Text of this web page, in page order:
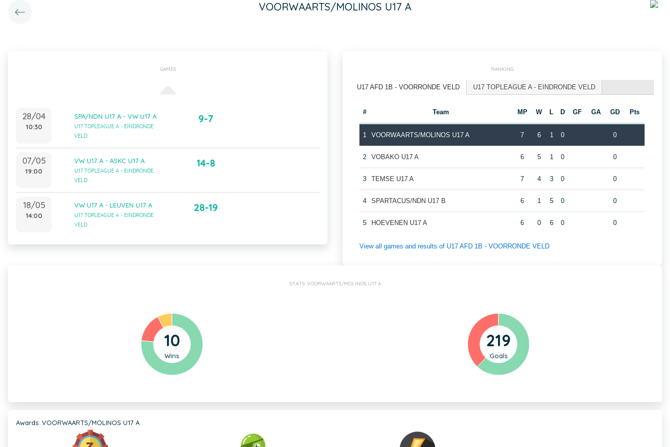
VOORWAARTS/MOLINOS U17 A
GAMES
28/04
10:30
SPA/NDN U17 A - VW U17 A
U17 TOPLEAGUE A - EINDRONDE
VELD
9-7
07/05
19:00
VW U17 A - ASKC U17 A
U17 TOPLEAGUE A - EINDRONDE
VELD
14-8
18/05
14:00
VW U17 A - LEUVEN U17 A
U17 TOPLEAGUE A - EINDRONDE
VELD
28-19
RANKING
U17 AFD 1B - VOORRONDE VELD U17 TOPLEAGUE A - EINDRONDE VELD
# Team MP W L D GF GA GD Pts
1 VOORWAARTS/MOLINOS U17 A 7 6 1 0 0
2 VOBAKO U17 A 6 5 1 0 0
3 TEMSE U17 A 7 4 3 0 0
4 SPARTACUS/NDN U17 B 6 1 5 0 0
5 HOEVENEN U17 A 6 0 6 0 0
View all games and results of U17 AFD 1B - VOORRONDE VELD
STATS: VOORWAARTS/MOLINOS U17 A
10
Wins
219
Goals
Awards: VOORWAARTS/MOLINOS U17 A